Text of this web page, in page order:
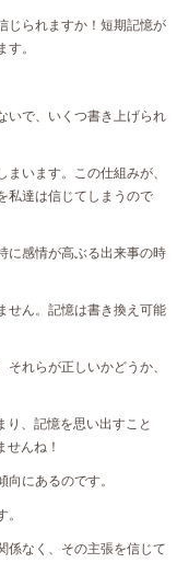
じられますか！短期記憶が
。
いで、いくつ書き上げられ
います。この仕組みが、
私達は信じてしまうので
に感情が高ぶる出来事の時
せん。記憶は書き換え可能
れらが正しいかどうか、
り、記憶を思い出すこと
んね！
にあるのです。
係なく、その主張を信じて